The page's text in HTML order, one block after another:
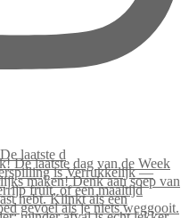
laatste d